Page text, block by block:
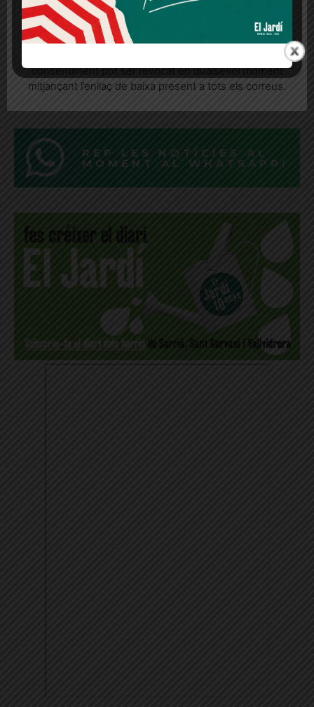
«Continuarem anant a altres
biblioteques»: un any de la inauguració
Una queixa de Josep Prim, veí sarrianenc, quan l'equipament
celebra un any de posada en marxa
REP LES NOTÍCIES AL
MOMENT AL WHATSAPP!
Quan l’usuari crea un compte al Diari el Jardí, dona el
seu consentiment explícit per rebre comunicacions
consentiment pot ser revocat en qualsevol moment
mitjançant l’enllaç de baixa present a tots els correus.